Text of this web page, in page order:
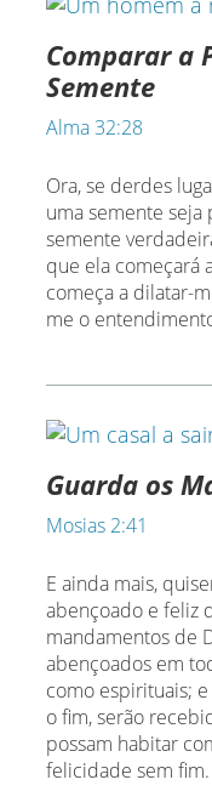
Comparar a
Semente
Alma 32:28
Ora, se derdes
uma semente seja
semente
que ela começará
começa a dilatar-
me o
Guarda os
Mosias 2:41
E ainda mais,
abençoado e feliz
mandamentos de
abençoados em
como espirituais;
o fim, serão
possam habitar
felicidade sem fim.